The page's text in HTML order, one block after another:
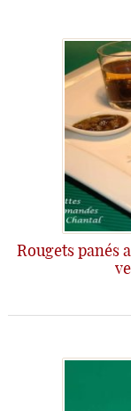
Rougets panés